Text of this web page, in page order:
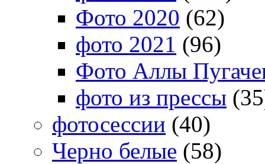
Фото 2020 (62)
фото 2021 (96)
Фото Аллы
фото из прессы
фотосессии (40)
Черно белые (58)